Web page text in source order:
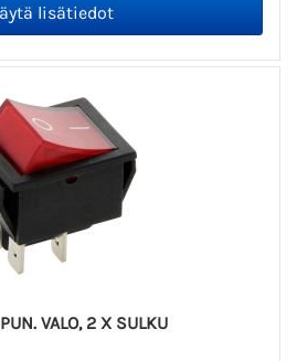
KEINUKYTKIN NRO:9 PUN. VALO, 2 X SULKU